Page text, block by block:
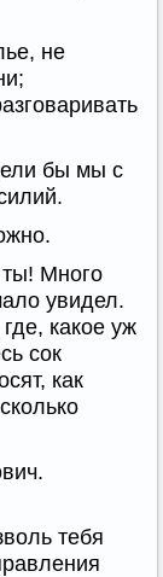
не
бы мы с
Много
увидел.
какое уж
сок
как
тебя